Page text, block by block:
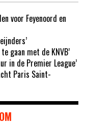
voor Feyenoord en
gaan met de KNVB’
in de Premier League’
Paris Saint-